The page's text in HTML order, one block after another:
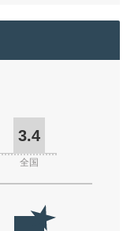
3.4
全国